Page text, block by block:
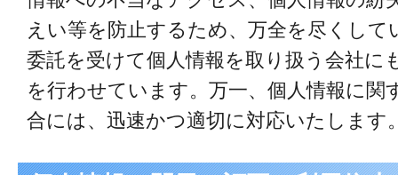
えい等を防止するため、万全を尽くして
委託を受けて個人情報を取り扱う会社に
を行わせています。万一、個人情報に関
合には、迅速かつ適切に対応いたします